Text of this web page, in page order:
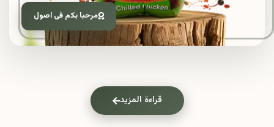
مرحبا بكم فى اصول
قراءة المزيد